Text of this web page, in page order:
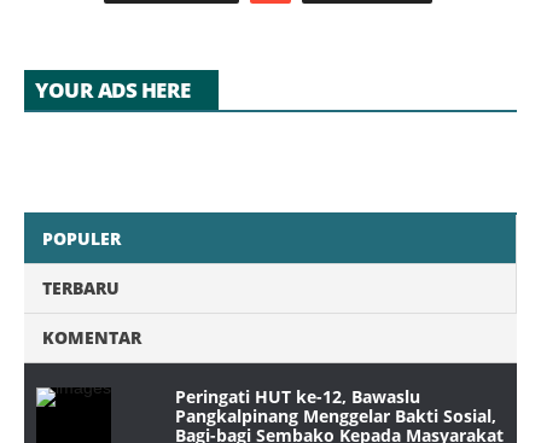
YOUR ADS HERE
POPULER
TERBARU
KOMENTAR
Peringati HUT ke-12, Bawaslu
Pangkalpinang Menggelar Bakti Sosial,
Bagi-bagi Sembako Kepada Masyarakat